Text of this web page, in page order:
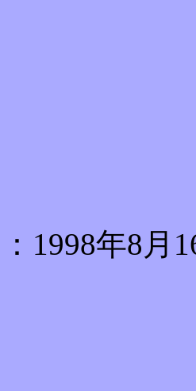
1998年8月